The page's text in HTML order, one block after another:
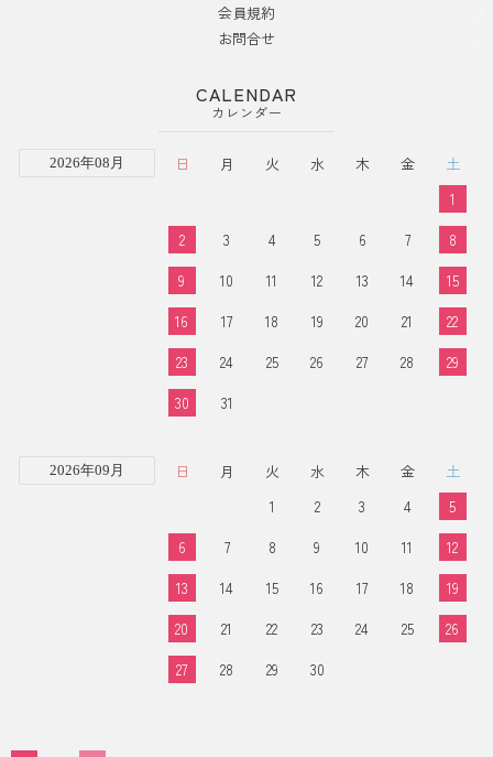
会員規約
お問合せ
CALENDAR
カレンダー
2026年08月 日 月 火 水 木 金
土
1
2
3 4 5 6 7
8
9
10 11 12 13 14
15
16
17 18 19 20 21
22
23
24 25 26 27 28
29
30
31
2026年09月 日 月 火 水 木 金
土
1
2 3 4
5
6
7 8 9 10 11
12
13
14 15 16 17 18
19
20
21 22 23 24 25
26
27
28 29 30